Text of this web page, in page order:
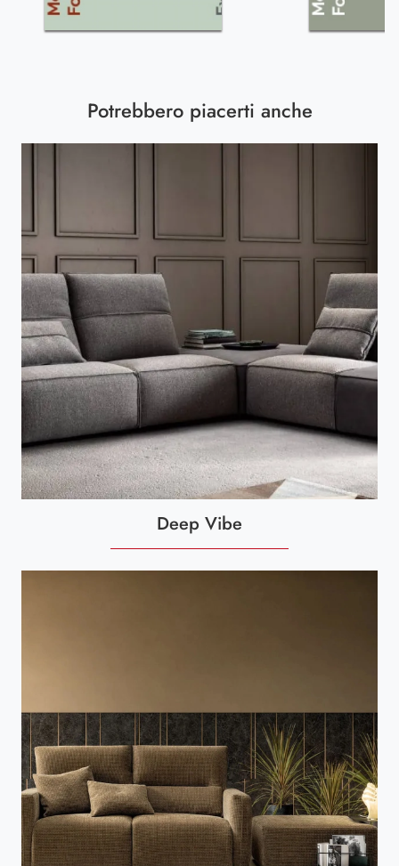
Potrebbero piacerti anche
Deep Vibe